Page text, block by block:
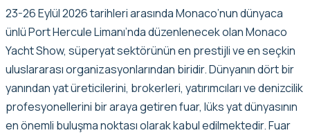
23-26 Eylül 2026 tarihleri arasında Monaco’nun dünyaca
ünlü Port Hercule Limanı’nda düzenlenecek olan Monaco
Yacht Show, süperyat sektörünün en prestijli ve en seçkin
uluslararası organizasyonlarından biridir. Dünyanın dört bir
yanından yat üreticilerini, brokerleri, yatırımcıları ve denizcilik
profesyonellerini bir araya getiren fuar, lüks yat dünyasının
en önemli buluşma noktası olarak kabul edilmektedir. Fuar